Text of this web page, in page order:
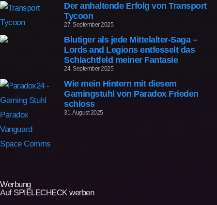
Der anhaltende Erfolg von Transport
Tycoon
27. September 2025
Blutiger als jede Mittelalter-Saga –
Lords and Legions entfesselt das
Schlachtfeld meiner Fantasie
24. September 2025
Wie mein Hintern mit diesem
Gamingstuhl von Paradox Frieden
schloss
31. August 2025
Werbung
Auf SPIELECHECK werben